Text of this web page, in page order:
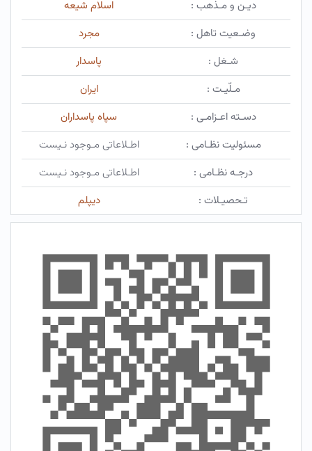
دیـن و مـذهب :
اسلام شیعه
وضـعیت تاهل :
مجرد
شـغل :
پاسدار
مـلّیـت :
ایران
دسـته اعـزامـی :
سپاه پاسداران
مسئولیت نظـامی :
اطـلاعاتی مـوجود نـیست
درجـه نظـامی :
اطـلاعاتی مـوجود نـیست
تـحصیـلات :
دیپلم